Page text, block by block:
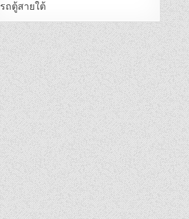
รถตู้สายใต้